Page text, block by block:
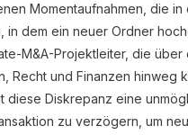
Momentaufnahmen, die in
in dem ein neuer Ordner
M&A-Projektleiter, die über
Recht und Finanzen hinweg
diese Diskrepanz eine
zu verzögern, um